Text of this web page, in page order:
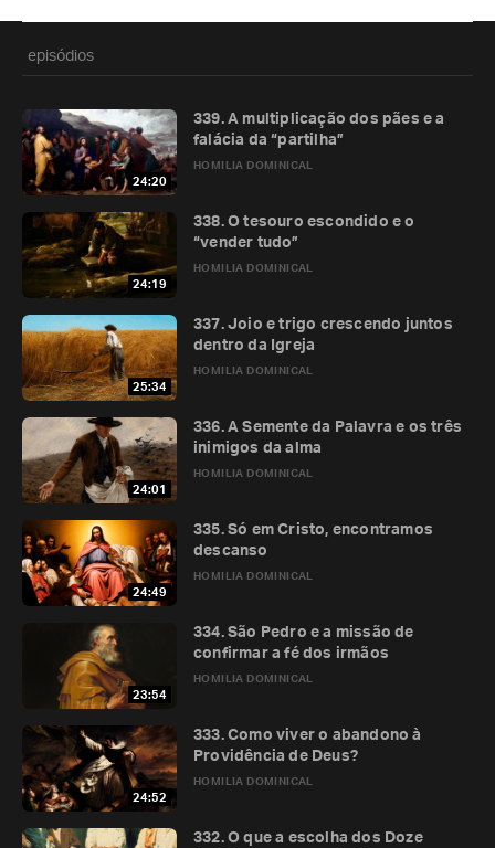
episódios
24:20
HOMILIA DOMINICAL
339. A multiplicação dos pães e a
falácia da “partilha”
24:19
HOMILIA DOMINICAL
338. O tesouro escondido e o
“vender tudo”
25:34
HOMILIA DOMINICAL
337. Joio e trigo crescendo juntos
dentro da Igreja
24:01
HOMILIA DOMINICAL
336. A Semente da Palavra e os três
inimigos da alma
24:49
HOMILIA DOMINICAL
335. Só em Cristo, encontramos
descanso
23:54
HOMILIA DOMINICAL
334. São Pedro e a missão de
confirmar a fé dos irmãos
24:52
HOMILIA DOMINICAL
333. Como viver o abandono à
Providência de Deus?
332. O que a escolha dos Doze